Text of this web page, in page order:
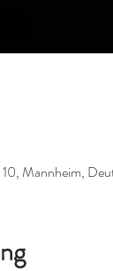
Mannheim,